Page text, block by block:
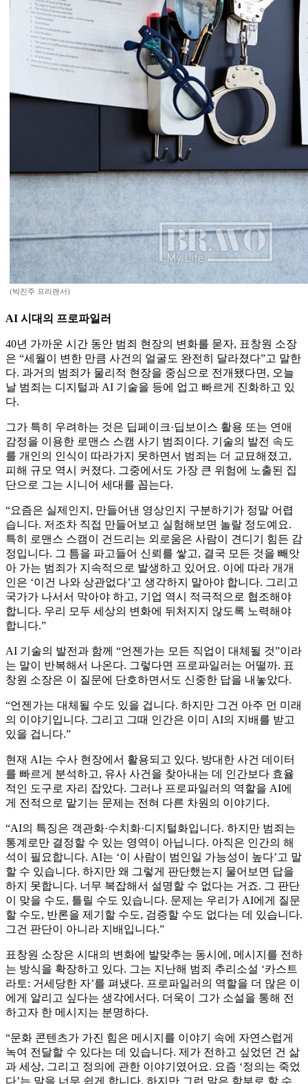
(박진주 프리랜서)
AI 시대의 프로파일러
40년 가까운 시간 동안 범죄 현장의 변화를 묻자, 표창원 소장
은 “세월이 변한 만큼 사건의 얼굴도 완전히 달라졌다”고 말한
다. 과거의 범죄가 물리적 현장을 중심으로 전개됐다면, 오늘
날 범죄는 디지털과 AI 기술을 등에 업고 빠르게 진화하고 있
다.
그가 특히 우려하는 것은 딥페이크·딥보이스 활용 또는 연애
감정을 이용한 로맨스 스캠 사기 범죄이다. 기술의 발전 속도
를 개인의 인식이 따라가지 못하면서 범죄는 더 교묘해졌고,
피해 규모 역시 커졌다. 그중에서도 가장 큰 위험에 노출된 집
단으로 그는 시니어 세대를 꼽는다.
“요즘은 실제인지, 만들어낸 영상인지 구분하기가 정말 어렵
습니다. 저조차 직접 만들어보고 실험해보면 놀랄 정도예요.
특히 로맨스 스캠이 건드리는 외로움은 사람이 견디기 힘든 감
정입니다. 그 틈을 파고들어 신뢰를 쌓고, 결국 모든 것을 빼앗
아 가는 범죄가 지속적으로 발생하고 있어요. 이에 따라 개개
인은 ‘이건 나와 상관없다’고 생각하지 말아야 합니다. 그리고
국가가 나서서 막아야 하고, 기업 역시 적극적으로 협조해야
합니다. 우리 모두 세상의 변화에 뒤처지지 않도록 노력해야
합니다.”
AI 기술의 발전과 함께 “언젠가는 모든 직업이 대체될 것”이라
는 말이 반복해서 나온다. 그렇다면 프로파일러는 어떨까. 표
창원 소장은 이 질문에 단호하면서도 신중한 답을 내놓았다.
“언젠가는 대체될 수도 있을 겁니다. 하지만 그건 아주 먼 미래
의 이야기입니다. 그리고 그때 인간은 이미 AI의 지배를 받고
있을 겁니다.”
현재 AI는 수사 현장에서 활용되고 있다. 방대한 사건 데이터
를 빠르게 분석하고, 유사 사건을 찾아내는 데 인간보다 효율
적인 도구로 자리 잡았다. 그러나 프로파일러의 역할을 AI에
게 전적으로 맡기는 문제는 전혀 다른 차원의 이야기다.
“AI의 특징은 객관화·수치화·디지털화입니다. 하지만 범죄는
통계로만 결정할 수 있는 영역이 아닙니다. 아직은 인간의 해
석이 필요합니다. AI는 ‘이 사람이 범인일 가능성이 높다’고 말
할 수 있습니다. 하지만 왜 그렇게 판단했는지 물어보면 답을
하지 못합니다. 너무 복잡해서 설명할 수 없다는 거죠. 그 판단
이 맞을 수도, 틀릴 수도 있습니다. 문제는 우리가 AI에게 질문
할 수도, 반론을 제기할 수도, 검증할 수도 없다는 데 있습니다.
그건 판단이 아니라 지배입니다.”
표창원 소장은 시대의 변화에 발맞추는 동시에, 메시지를 전하
는 방식을 확장하고 있다. 그는 지난해 범죄 추리소설 ‘카스트
라토: 거세당한 자’를 펴냈다. 프로파일러의 역할을 더 많은 이
에게 알리고 싶다는 생각에서다. 더욱이 그가 소설을 통해 전
하고자 한 메시지는 분명하다.
“문화 콘텐츠가 가진 힘은 메시지를 이야기 속에 자연스럽게
녹여 전달할 수 있다는 데 있습니다. 제가 전하고 싶었던 건 삶
과 세상, 그리고 정의에 관한 이야기였어요. 요즘 ‘정의는 죽었
다’는 말을 너무 쉽게 합니다. 하지만 그런 말은 함부로 할 수